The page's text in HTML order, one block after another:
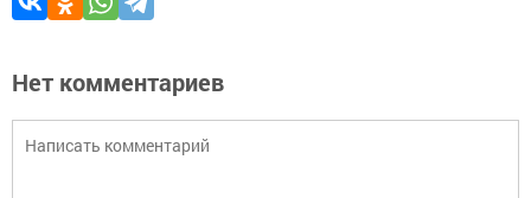
Нет комментариев